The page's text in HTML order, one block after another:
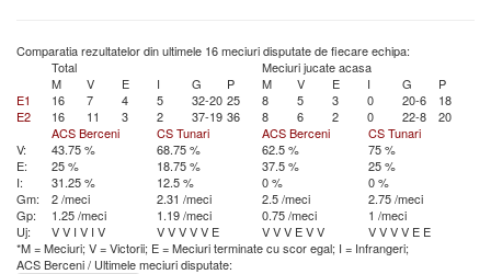
Comparatia rezultatelor din ultimele 16 meciuri disputate de fiecare echipa:
Total
Meciuri jucate acasa
M
V E I G P M V E I G
P
E1
16 7 4 5 32-20 25 8 5 3 0 20-6
18
E2
16 11 3 2 37-19 36 8 6 2 0 22-8
20
ACS Berceni
CS Tunari ACS Berceni
CS Tunari
V:
43.75 % 68.75 % 62.5 %
75 %
E:
25 % 18.75 % 37.5 %
25 %
I:
31.25 % 12.5 % 0 %
0 %
Gm:
2 /meci 2.31 /meci 2.5 /meci
2.75 /meci
Gp:
1.25 /meci 1.19 /meci 0.75 /meci
1 /meci
Uj:
VV I V I V VVVVV E VVV EVV VVVV E E
*M = Meciuri; V = Victorii; E = Meciuri terminate cu scor egal; I = Infrangeri;
ACS Berceni/ Ultimele meciuri disputate: